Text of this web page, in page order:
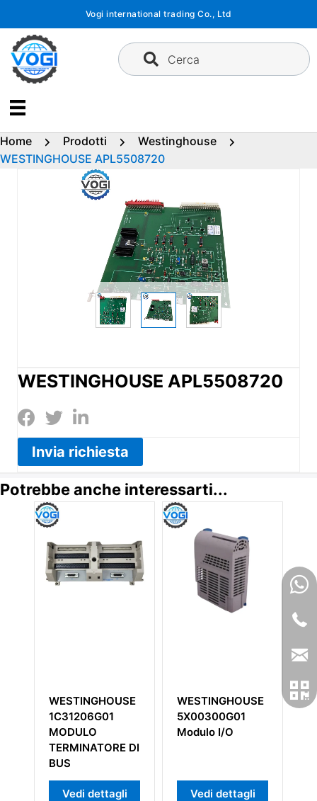
contenuto
Vogi international trading Co., Ltd
Cerca
Home Prodotti
Westinghouse
WESTINGHOUSE APL5508720
WESTINGHOUSE APL5508720
Invia richiesta
Potrebbe anche interessarti...
WESTINGHOUSE
1C31206G01
MODULO
TERMINATORE DI
Vedi dettagli
WESTINGHOUSE
5X00300G01
Modulo I/O
Vedi dettagli